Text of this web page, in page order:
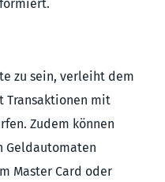
zu sein, verleiht dem
Transaktionen mit
Zudem können
Geldautomaten
Master Card oder